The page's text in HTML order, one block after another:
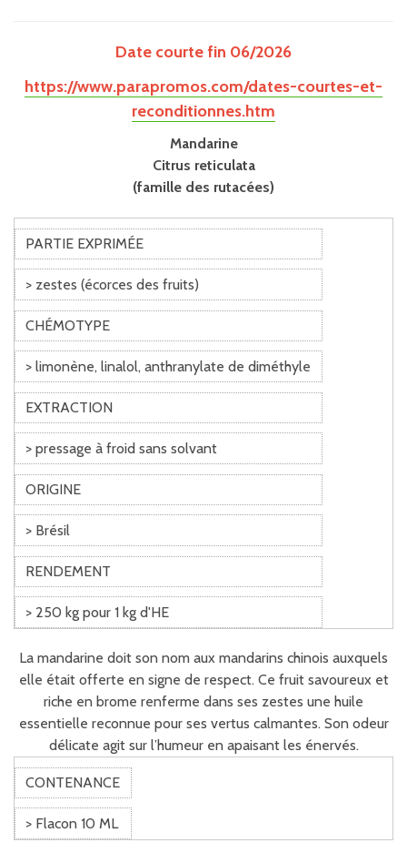
Date courte fin 06/2026
https://www.parapromos.com/dates-courtes-et-
reconditionnes.htm
Mandarine
Citrus reticulata
(famille des rutacées)
PARTIE EXPRIMÉE
> zestes (écorces des fruits)
CHÉMOTYPE
> limonène, linalol, anthranylate de diméthyle
EXTRACTION
> pressage à froid sans solvant
ORIGINE
> Brésil
RENDEMENT
> 250 kg pour 1 kg d'HE
La mandarine doit son nom aux mandarins chinois auxquels
elle était offerte en signe de respect. Ce fruit savoureux et
riche en brome renferme dans ses zestes une huile
essentielle reconnue pour ses vertus calmantes. Son odeur
délicate agit sur l’humeur en apaisant les énervés.
CONTENANCE
> Flacon 10 ML